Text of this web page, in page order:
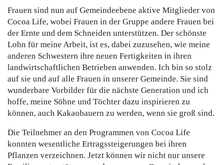
Frauen sind nun auf Gemeindeebene aktive Mitglieder von
Cocoa Life, wobei Frauen in der Gruppe andere Frauen bei
der Ernte und dem Schneiden unterstützen. Der schönste
Lohn für meine Arbeit, ist es, dabei zuzusehen, wie meine
anderen Schwestern ihre neuen Fertigkeiten in ihren
landwirtschaftlichen Betrieben anwenden. Ich bin so stolz
auf sie und auf alle Frauen in unserer Gemeinde. Sie sind
wunderbare Vorbilder für die nächste Generation und ich
hoffe, meine Söhne und Töchter dazu inspirieren zu
können, auch Kakaobauern zu werden, wenn sie groß sind.
Die Teilnehmer an den Programmen von Cocoa Life
konnten wesentliche Ertragssteigerungen bei ihren
Pflanzen verzeichnen. Jetzt können wir nicht nur unsere